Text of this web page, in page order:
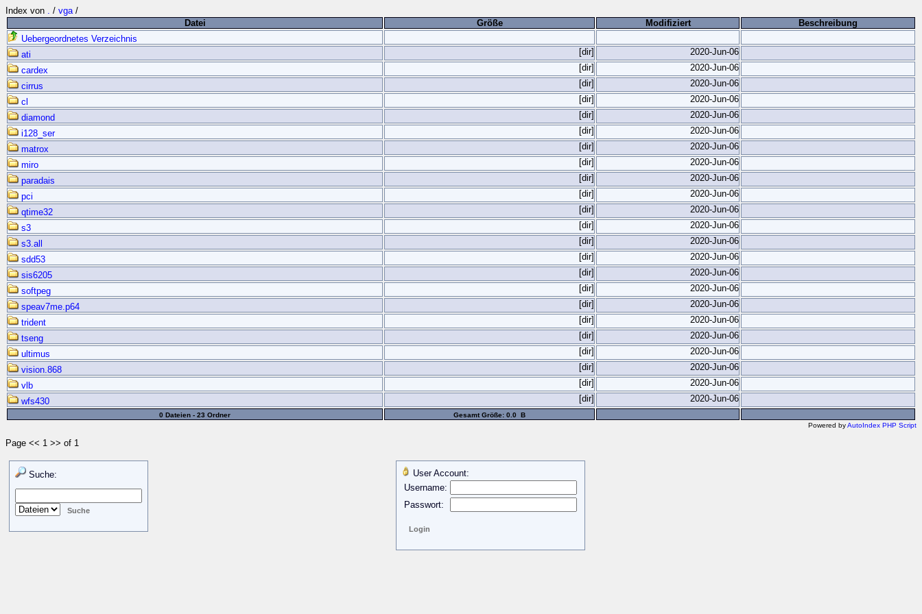
Index von . / vga/
Datei
Größe Modifiziert
Beschreibung
Uebergeordnetes Verzeichnis
ati
[dir]
2020-Jun-06
cardex
[dir]
2020-Jun-06
cirrus
[dir]
2020-Jun-06
cl
[dir]
2020-Jun-06
diamond
[dir]
2020-Jun-06
i128_ser
[dir]
2020-Jun-06
matrox
[dir]
2020-Jun-06
miro
[dir]
2020-Jun-06
paradais
[dir]
2020-Jun-06
pci
[dir]
2020-Jun-06
qtime32
[dir]
2020-Jun-06
s3
[dir]
2020-Jun-06
s3.all
[dir]
2020-Jun-06
sdd53
[dir]
2020-Jun-06
sis6205
[dir]
2020-Jun-06
softpeg
[dir]
2020-Jun-06
speav7me.p64
[dir]
2020-Jun-06
trident
[dir]
2020-Jun-06
tseng
[dir]
2020-Jun-06
ultimus
[dir]
2020-Jun-06
vision.868
[dir]
2020-Jun-06
vlb
[dir]
2020-Jun-06
wfs430
[dir] 2020-Jun-06
0 Dateien - 23 Ordner
Gesamt Größe: 0.0 B
Powered byAutoIndex PHP Script
Page << 1 >> of 1
Suche:
User Account:
Username:
Passwort: